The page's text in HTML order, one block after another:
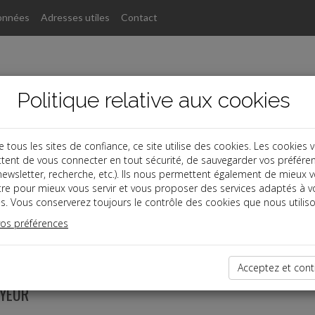
Adresses utiles Contact
01
PRÉÉLECTORAL : LES HEURES DE NÉGOCIATION ET
Politique relative aux cookies
tous les sites de confiance, ce site utilise des cookies. Les cookies
de vous connecter en tout sécurité, de sauvegarder vos
recherche, etc.). Ils nous permettent également de mieux
pour mieux vous servir et vous proposer des services adaptés à
Vous conserverez toujours le contrôle des cookies que nous
préférences
Acceptez et